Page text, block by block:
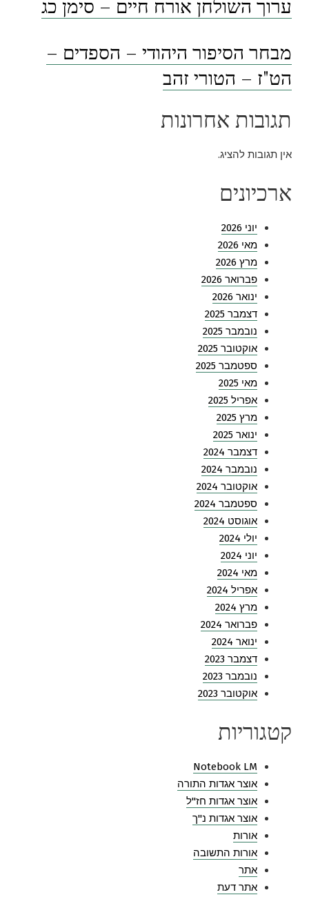
מבחר הסיפור היהודי – הספדים –
הט"ז – הטורי זהב
תגובות אחרונות
אין תגובות להציג.
ארכיונים
יוני 2026
מאי 2026
מרץ 2026
פברואר 2026
ינואר 2026
דצמבר 2025
נובמבר 2025
אוקטובר 2025
ספטמבר 2025
מאי 2025
אפריל 2025
מרץ 2025
ינואר 2025
דצמבר 2024
נובמבר 2024
אוקטובר 2024
ספטמבר 2024
אוגוסט 2024
יולי 2024
יוני 2024
מאי 2024
אפריל 2024
מרץ 2024
פברואר 2024
ינואר 2024
דצמבר 2023
נובמבר 2023
אוקטובר 2023
קטגוריות
Notebook LM
אוצר אגדות התורה
אוצר אגדות חז"ל
אוצר אגדות נ"ך
אורות
אורות התשובה
אתר
אתר דעת